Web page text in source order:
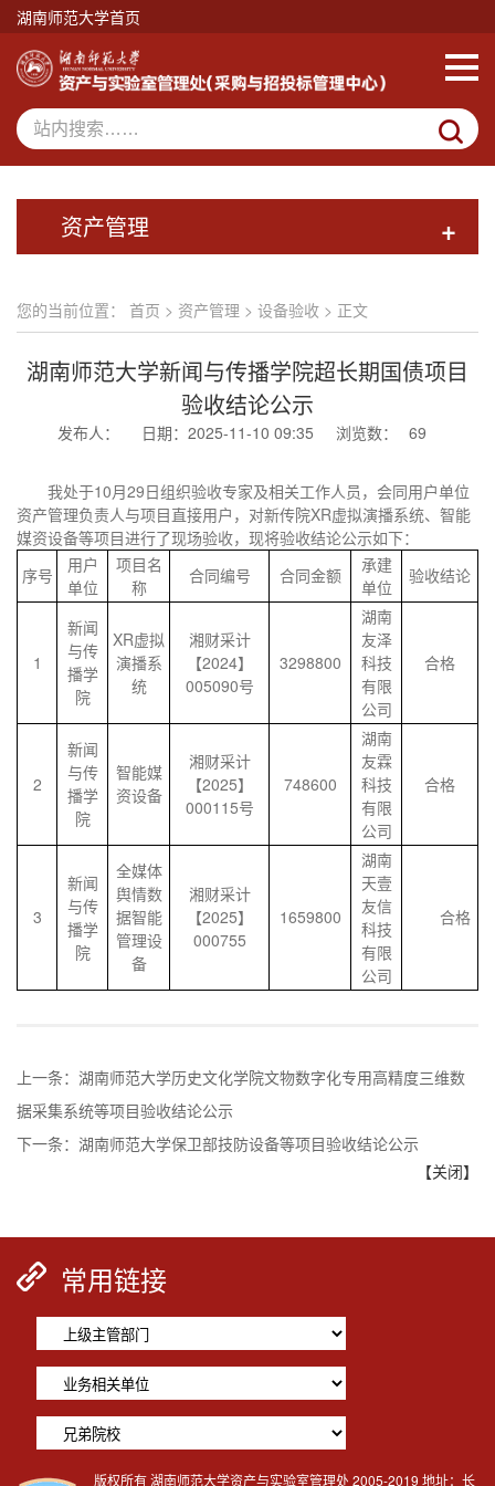
湖南师范大学首页
资产管理 +
您的当前位置： 首页 > 资产管理 > 设备验收 > 正文
湖南师范大学新闻与传播学院超长期国债项目
验收结论公示
发布人： 日期：2025-11-10 09:35 浏览数： 69
我处于10月29日组织验收专家及相关工作人员，会同用户单位
资产管理负责人与项目直接用户，对新传院XR虚拟演播系统、智能
媒资设备等项目进行了现场验收，现将验收结论公示如下：
序号
用户
单位
项目名
称
合同编号 合同金额
承建
单位
验收结论
1
新闻
与传
播学
院
XR虚拟
演播系
统
湘财采计
【2024】
005090号
3298800
湖南
友泽
科技
有限
公司
合格
2
新闻
与传
播学
院
智能媒
资设备
湘财采计
【2025】
000115号
748600
湖南
友霖
科技
有限
公司
合格
3
新闻
与传
播学
院
全媒体
舆情数
据智能
管理设
备
湘财采计
【2025】
000755
1659800
湖南
天壹
友信
科技
有限
公司
合格
上一条： 湖南师范大学历史文化学院文物数字化专用高精度三维数
据采集系统等项目验收结论公示
下一条： 湖南师范大学保卫部技防设备等项目验收结论公示
【关闭】
常用链接
版权所有 湖南师范大学资产与实验室管理处 2005-2019 地址：长